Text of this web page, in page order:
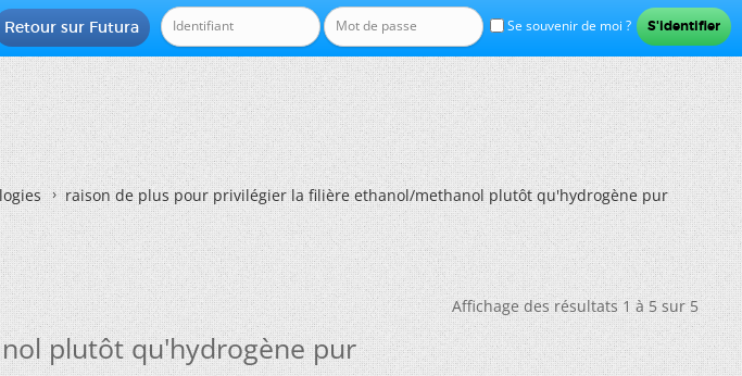
Se souvenir de moi ?
Retour sur Futura
raison de plus pour privilégier la filière ethanol/methanol plutôt qu'hydrogène pur
Affichage des résultats 1 à 5 sur 5
plutôt qu'hydrogène pur